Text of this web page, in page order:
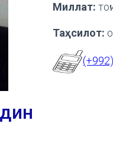
Миллат:
Таҳсилот: